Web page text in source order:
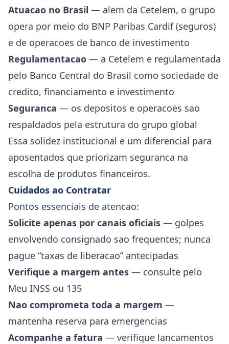
Atuacao no Brasil — alem da Cetelem, o grupo
opera por meio do BNP Paribas Cardif (seguros)
e de operacoes de banco de investimento
Regulamentacao — a Cetelem e regulamentada
pelo Banco Central do Brasil como sociedade de
credito, financiamento e investimento
Seguranca — os depositos e operacoes sao
respaldados pela estrutura do grupo global
Essa solidez institucional e um diferencial para
aposentados que priorizam seguranca na
escolha de produtos financeiros.
Cuidados ao Contratar
Pontos essenciais de atencao:
Solicite apenas por canais oficiais — golpes
envolvendo consignado sao frequentes; nunca
pague “taxas de liberacao” antecipadas
Verifique a margem antes — consulte pelo
Meu INSS ou 135
Nao comprometa toda a margem —
mantenha reserva para emergencias
Acompanhe a fatura — verifique lancamentos